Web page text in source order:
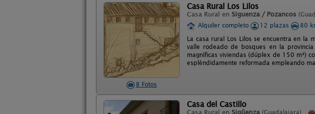
8 Fotos
Casa Rural Los Lilos
Casa Rural en Siguenza / Pozancos
Alquiler completo
12 plazas
80
La casa rural Los Lilos se encuentra en la
valle rodeado de bosques en la
magníficas viviendas (dúplex de 150 m²)
espléndidamente reformada empleando
Casa del Castillo
Casa Rural en Sigüenza (Guadalajara)